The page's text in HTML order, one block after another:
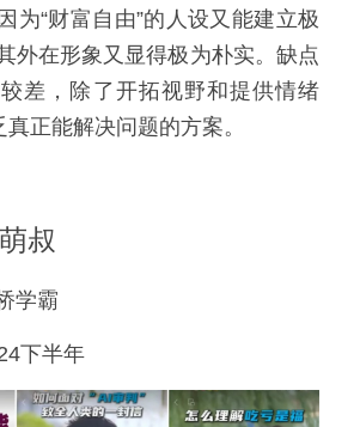
为“财富自由”的人设又能建立极
外在形象又显得极为朴实。缺点
差，除了开拓视野和提供情绪
真正能解决问题的方案。
叔
学霸
下半年